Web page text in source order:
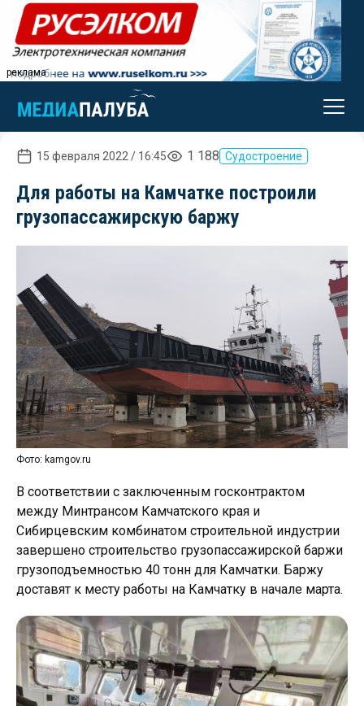
реклама
15 февраля 2022 / 16:45 1 188 Судостроение
Для работы на Камчатке построили
грузопассажирскую баржу
Фото: kamgov.ru
В соответствии с заключенным госконтрактом
между Минтрансом Камчатского края и
Сибирцевским комбинатом строительной индустрии
завершено строительство грузопассажирской баржи
грузоподъемностью 40 тонн для Камчатки. Баржу
доставят к месту работы на Камчатку в начале марта.